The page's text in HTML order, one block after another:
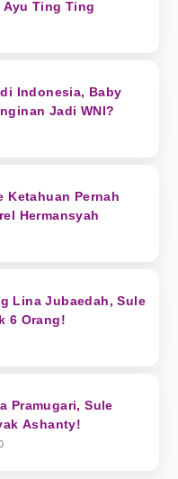
Ayu Ting Ting
Indonesia, Baby
Jadi WNI?
Ketahuan Pernah
Hermansyah
Lina Jubaedah, Sule
6 Orang!
Pramugari, Sule
Ashanty!